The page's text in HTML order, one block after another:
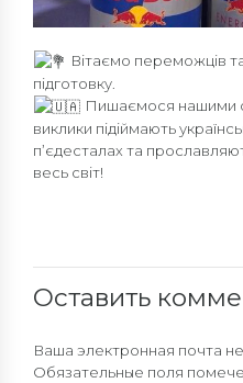
Вітаємо переможців
підготовку.
Пишаємося нашими
виклики підіймають
п’єдесталах та
весь світ!
Оставить
Ваша электронная почта
Обязательные поля